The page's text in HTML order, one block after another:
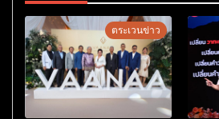
ตระเวนข่าว